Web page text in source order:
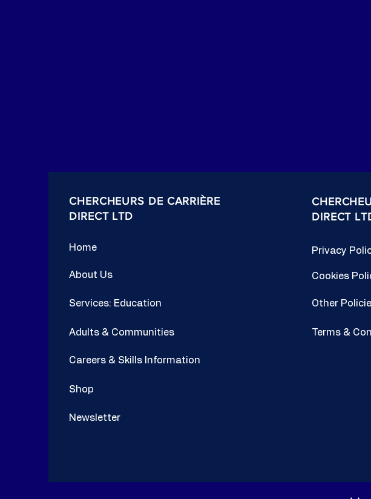
CHERCHEURS DE CARRIÈRE
DIRECT LTD
Home
About Us
Services: Education
Adults & Communities
Careers & Skills Information
Shop
Newsletter
DIRECT
Privacy
Cookies
Other
Terms &